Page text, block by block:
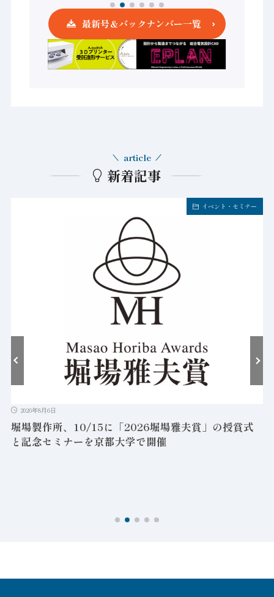
最新号＆バックナンバー一覧
新着記事
article
イベント・セミナー
2026年8月6日
堀場製作所、10/15に「2026堀場雅夫賞」の授賞式
と記念セミナーを京都大学で開催